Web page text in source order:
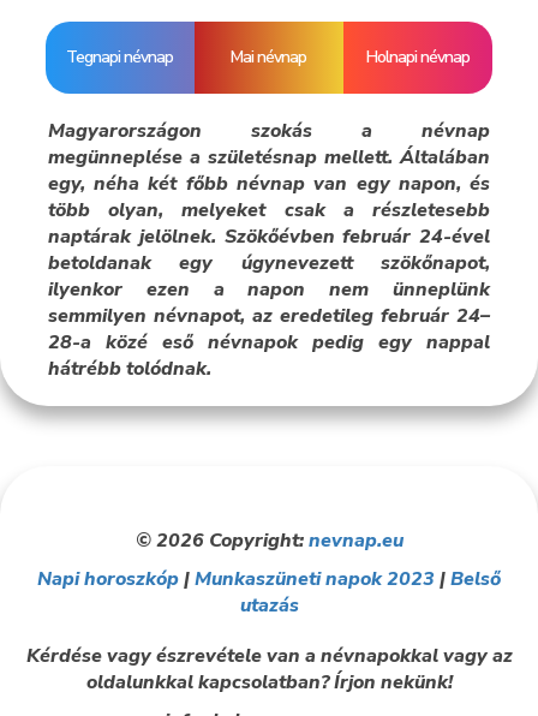
Tegnapi névnap Mai névnap Holnapi névnap
Magyarországon szokás a névnap
megünneplése a születésnap mellett. Általában
egy, néha két főbb névnap van egy napon, és
több olyan, melyeket csak a részletesebb
naptárak jelölnek. Szökőévben február 24-ével
betoldanak egy úgynevezett szökőnapot,
ilyenkor ezen a napon nem ünneplünk
semmilyen névnapot, az eredetileg február 24–
28-a közé eső névnapok pedig egy nappal
hátrébb tolódnak.
© 2026 Copyright:nevnap.eu
Napi horoszkóp|Munkaszüneti napok 2023|Belső
utazás
Kérdése vagy észrevétele van a névnapokkal vagy az
oldalunkkal kapcsolatban? Írjon nekünk!